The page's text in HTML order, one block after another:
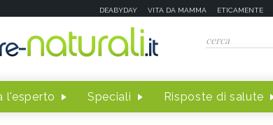
DEABYDAY VITA DA MAMMA ETICAMENTE
l'esperto Speciali Risposte di salute